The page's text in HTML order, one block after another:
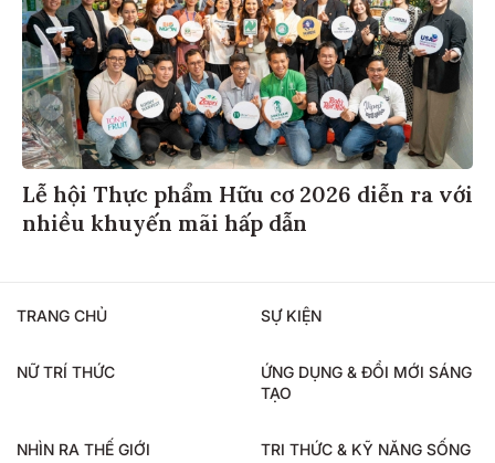
Lễ hội Thực phẩm Hữu cơ 2026 diễn ra với
nhiều khuyến mãi hấp dẫn
TRANG CHỦ SỰ KIỆN
NỮ TRÍ THỨC
ỨNG DỤNG & ĐỔI MỚI SÁNG
TẠO
NHÌN RA THẾ GIỚI TRI THỨC & KỸ NĂNG SỐNG